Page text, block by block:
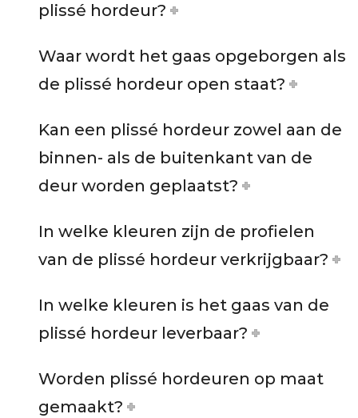
plissé hordeur?
Waar wordt het gaas opgeborgen als
de plissé hordeur open staat?
Kan een plissé hordeur zowel aan de
binnen- als de buitenkant van de
deur worden geplaatst?
In welke kleuren zijn de profielen
van de plissé hordeur verkrijgbaar?
In welke kleuren is het gaas van de
plissé hordeur leverbaar?
Worden plissé hordeuren op maat
gemaakt?